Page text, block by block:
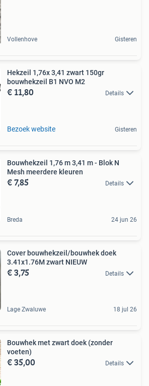
Vollenhove Gisteren
Hekzeil 1,76x 3,41 zwart 150gr
bouwhekzeil B1 NVO M2
€ 11,80 Details
Bezoek website Gisteren
Bouwhekzeil 1,76 m 3,41 m - Blok N
Mesh meerdere kleuren
€ 7,85 Details
Breda 24 jun 26
Cover bouwhekzeil/bouwhek doek
3.41x1.76M zwart NIEUW
€ 3,75 Details
Lage Zwaluwe 18 jul 26
Bouwhek met zwart doek (zonder
voeten)
€ 35,00 Details